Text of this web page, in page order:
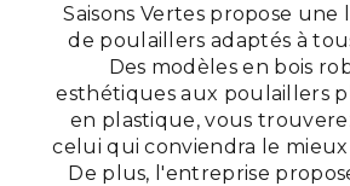
Saisons Vertes propose une
de poulaillers adaptés à
Des modèles en bois
esthétiques aux poulaillers
en plastique, vous
celui qui conviendra le
De plus, l'entreprise